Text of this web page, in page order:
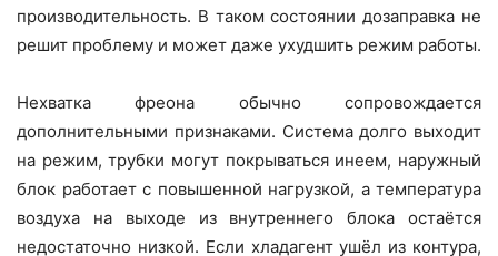
производительность. В таком состоянии дозаправка не
решит проблему и может даже ухудшить режим работы.
Нехватка фреона обычно сопровождается
дополнительными признаками. Система долго выходит
на режим, трубки могут покрываться инеем, наружный
блок работает с повышенной нагрузкой, а температура
воздуха на выходе из внутреннего блока остаётся
недостаточно низкой. Если хладагент ушёл из контура,